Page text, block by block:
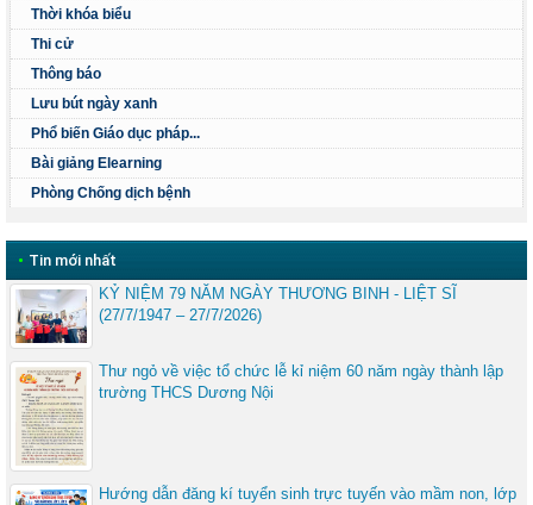
Thời khóa biểu
Thi cử
Thông báo
Lưu bút ngày xanh
Phổ biến Giáo dục pháp...
Bài giảng Elearning
Phòng Chống dịch bệnh
• Tin mới nhất
KỶ NIỆM 79 NĂM NGÀY THƯƠNG BINH - LIỆT SĨ
(27/7/1947 – 27/7/2026)
Thư ngỏ về việc tổ chức lễ kỉ niệm 60 năm ngày thành lập
trường THCS Dương Nội
Hướng dẫn đăng kí tuyển sinh trực tuyến vào mầm non, lớp